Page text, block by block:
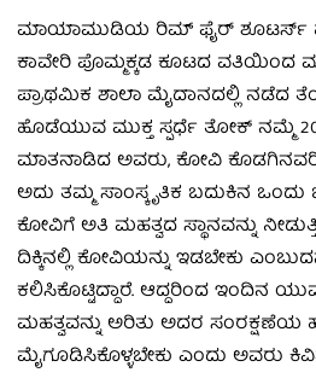
ಮಾಯಾಮುಡಿಯ ರಿಮ್ ಫೈರ್ ಶೂಟರ್ಸ್
ಕಾವೇರಿ ಪೊಮ್ಮಕ್ಕಡ ಕೂಟದ
ಪ್ರಾಥಮಿಕ ಶಾಲಾ ಮೈದಾನದಲ್ಲಿ ನಡೆದ
ಹೊಡೆಯುವ ಮುಕ್ತ ಸ್ಪರ್ಧೆ ತೋಕ್ ನಮ್ಮೆ
ಮಾತನಾಡಿದ ಅವರು, ಕೋವಿ ಕೊಡಗಿನವರಿಗೆ
ಅದು ತಮ್ಮ ಸಾಂಸ್ಕೃತಿಕ ಬದುಕಿನ
ಕೋವಿಗೆ ಅತಿ ಮಹತ್ವದ ಸ್ಥಾನವನ್ನು
ದಿಕ್ಕಿನಲ್ಲಿ ಕೋವಿಯನ್ನು ಇಡಬೇಕು
ಕಲಿಸಿಕೊಟ್ಟಿದ್ದಾರೆ. ಆದ್ದರಿಂದ ಇಂದಿನ
ಮಹತ್ವವನ್ನು ಅರಿತು ಅದರ ಸಂರಕ್ಷಣೆಯ
ಮೈಗೂಡಿಸಿಕೊಳ್ಳಬೇಕು ಎಂದು ಅವರು